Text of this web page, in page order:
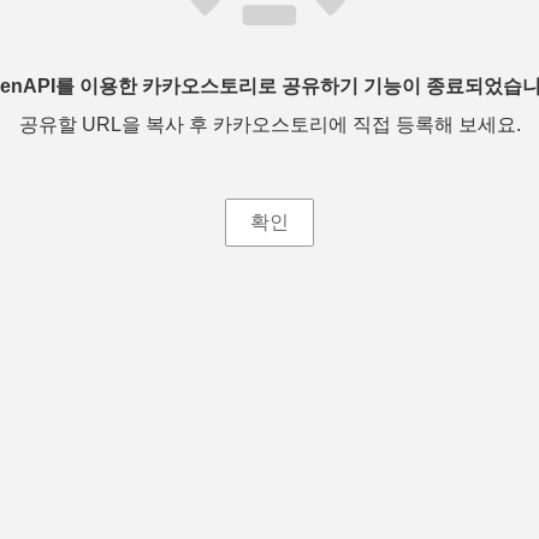
를 이용한 카카오스토리로 공유하기 기능이 종료되었습
공유할 URL을 복사 후 카카오스토리에 직접 등록해 보세요.
확인